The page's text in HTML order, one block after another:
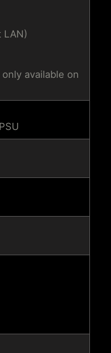
LAN)
available on